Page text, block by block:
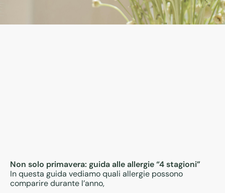
Non solo primavera: guida alle allergie “4 stagioni”
In questa guida vediamo quali allergie possono
comparire durante l’anno,